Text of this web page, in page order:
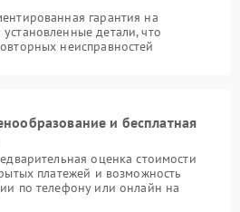
гарантия на
детали, что
неисправностей
и бесплатная
оценка стоимости
платежей и возможность
по телефону или онлайн на